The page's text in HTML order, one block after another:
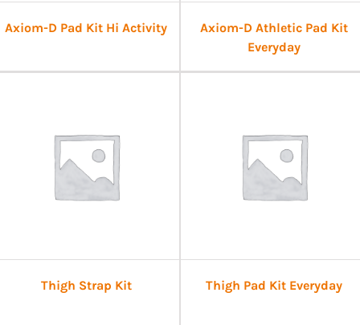
Axiom-D Pad Kit Hi Activity
Axiom-D Athletic Pad Kit
Everyday
Thigh Strap Kit Thigh Pad Kit Everyday